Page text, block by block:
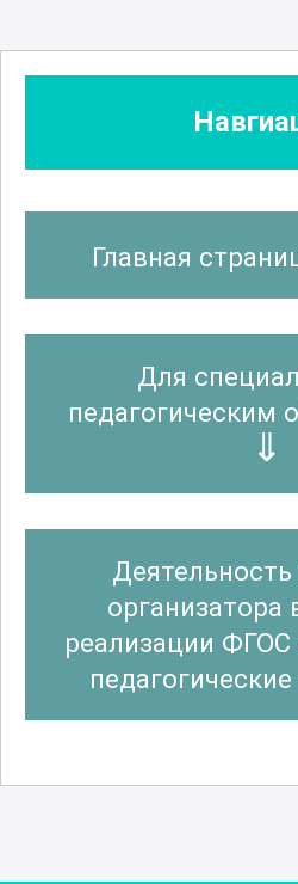
Главная
Для
педагогическим
Деятельность
организатора
реализации ФГОС